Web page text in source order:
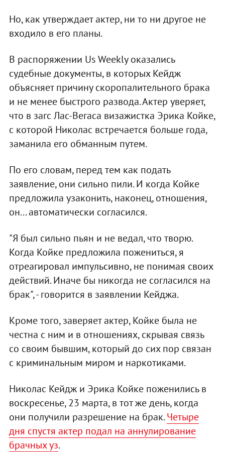
Но, как утверждает актер, ни то ни другое не
входило в его планы.
В распоряжении Us Weekly оказались
судебные документы, в которых Кейдж
объясняет причину скоропалительного брака
и не менее быстрого развода. Актер уверяет,
что в загс Лас-Вегаса визажистка Эрика Койке,
с которой Николас встречается больше года,
заманила его обманным путем.
По его словам, перед тем как подать
заявление, они сильно пили. И когда Койке
предложила узаконить, наконец, отношения,
он... автоматически согласился.
"Я был сильно пьян и не ведал, что творю.
Когда Койке предложила пожениться, я
отреагировал импульсивно, не понимая своих
действий. Иначе бы никогда не согласился на
брак", - говорится в заявлении Кейджа.
Кроме того, заверяет актер, Койке была не
честна с ним и в отношениях, скрывая связь
со своим бывшим, который до сих пор связан
с криминальным миром и наркотиками.
Николас Кейдж и Эрика Койке поженились в
воскресенье, 23 марта, в тот же день, когда
они получили разрешение на брак.Четыре
дня спустя актер подал на аннулирование
брачных уз.